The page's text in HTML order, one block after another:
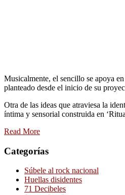
Musicalmente, el sencillo se apoya
planteado desde el inicio de su
Otra de las ideas que atraviesa la
íntima y sensorial construida en
Read More
Categorías
Súbele al rock nacional
Huellas disidentes
71 Decibeles